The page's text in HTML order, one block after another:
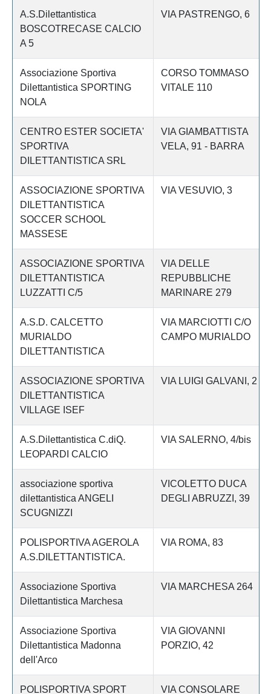
A.S.Dilettantistica
BOSCOTRECASE CALCIO
A 5
VIA PASTRENGO, 6
Associazione Sportiva
Dilettantistica SPORTING
NOLA
CORSO TOMMASO
VITALE 110
CENTRO ESTER SOCIETA'
SPORTIVA
DILETTANTISTICA SRL
VIA GIAMBATTISTA
VELA, 91 - BARRA
ASSOCIAZIONE SPORTIVA
DILETTANTISTICA
SOCCER SCHOOL
MASSESE
VIA VESUVIO, 3
ASSOCIAZIONE SPORTIVA
DILETTANTISTICA
LUZZATTI C/5
VIA DELLE
REPUBBLICHE
MARINARE 279
A.S.D. CALCETTO
MURIALDO
DILETTANTISTICA
VIA MARCIOTTI C/O
CAMPO MURIALDO
ASSOCIAZIONE SPORTIVA
DILETTANTISTICA
VILLAGE ISEF
VIA LUIGI GALVANI, 2
A.S.Dilettantistica C.diQ.
LEOPARDI CALCIO
VIA SALERNO, 4/bis
associazione sportiva
dilettantistica ANGELI
SCUGNIZZI
VICOLETTO DUCA
DEGLI ABRUZZI, 39
POLISPORTIVA AGEROLA
A.S.DILETTANTISTICA.
VIA ROMA, 83
Associazione Sportiva
Dilettantistica Marchesa
VIA MARCHESA 264
Associazione Sportiva
Dilettantistica Madonna
dell'Arco
VIA GIOVANNI
PORZIO, 42
POLISPORTIVA SPORT
VIA CONSOLARE